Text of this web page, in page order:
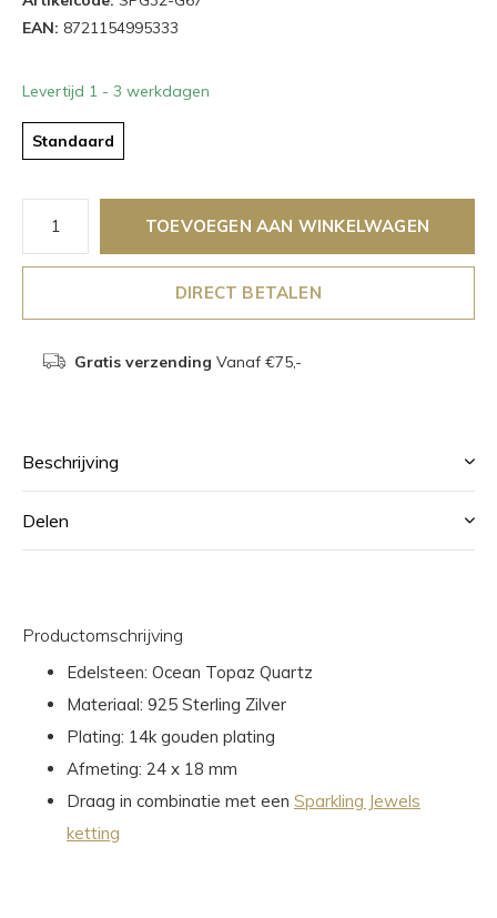
EAN: 8721154995333
Levertijd 1 - 3 werkdagen
Standaard
TOEVOEGEN AAN WINKELWAGEN
DIRECT BETALEN
Gratis verzending Vanaf €75,-
Beschrijving
Delen
Productomschrijving
Edelsteen: Ocean Topaz Quartz
Materiaal: 925 Sterling Zilver
Plating: 14k gouden plating
Afmeting: 24 x 18 mm
Draag in combinatie met een Sparkling Jewels
ketting